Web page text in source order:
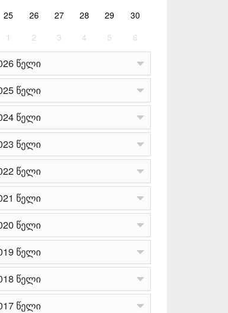
25 26 27 28 29
30
1 2 3 4 5 6
წელი
წელი
წელი
წელი
წელი
წელი
წელი
წელი
წელი
წელი